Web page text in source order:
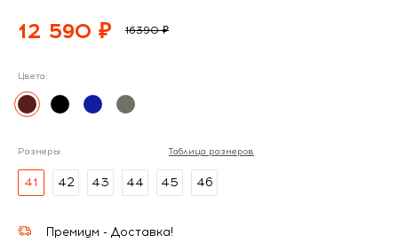
12 590 ₽ 16390 ₽
Цвета:
Размеры: Таблица размеров
41 42 43 44 45 46
Премиум - Доставка!